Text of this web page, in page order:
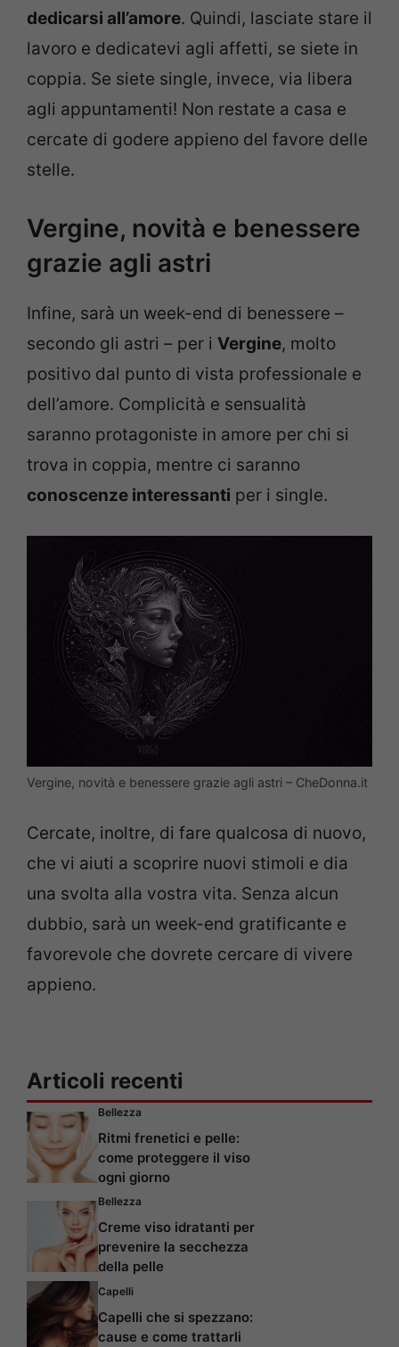
dedicarsi all’amore. Quindi, lasciate stare il
lavoro e dedicatevi agli affetti, se siete in
coppia. Se siete single, invece, via libera
agli appuntamenti! Non restate a casa e
cercate di godere appieno del favore delle
stelle.
Vergine, novità e benessere
grazie agli astri
Infine, sarà un week-end di benessere –
secondo gli astri – per i Vergine, molto
positivo dal punto di vista professionale e
dell’amore. Complicità e sensualità
saranno protagoniste in amore per chi si
trova in coppia, mentre ci saranno
conoscenze interessanti per i single.
Vergine, novità e benessere grazie agli astri – CheDonna.it
Cercate, inoltre, di fare qualcosa di nuovo,
che vi aiuti a scoprire nuovi stimoli e dia
una svolta alla vostra vita. Senza alcun
dubbio, sarà un week-end gratificante e
favorevole che dovrete cercare di vivere
appieno.
Articoli recenti
Bellezza
Ritmi frenetici e pelle:
come proteggere il viso
ogni giorno
Bellezza
Creme viso idratanti per
prevenire la secchezza
della pelle
Capelli
Capelli che si spezzano:
cause e come trattarli